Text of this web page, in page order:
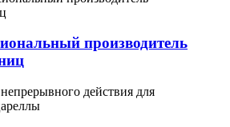
производитель